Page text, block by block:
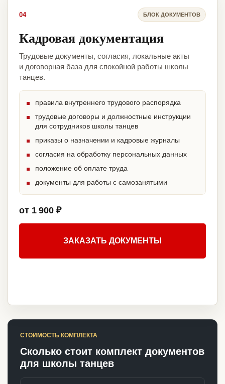
04 БЛОК ДОКУМЕНТОВ
Кадровая документация
Трудовые документы, согласия, локальные акты
и договорная база для спокойной работы школы
танцев.
правила внутреннего трудового распорядка
трудовые договоры и должностные инструкции
для сотрудников школы танцев
приказы о назначении и кадровые журналы
согласия на обработку персональных данных
положение об оплате труда
документы для работы с самозанятыми
от 1 900 ₽
ЗАКАЗАТЬ ДОКУМЕНТЫ
СТОИМОСТЬ КОМПЛЕКТА
Сколько стоит комплект документов
для школы танцев